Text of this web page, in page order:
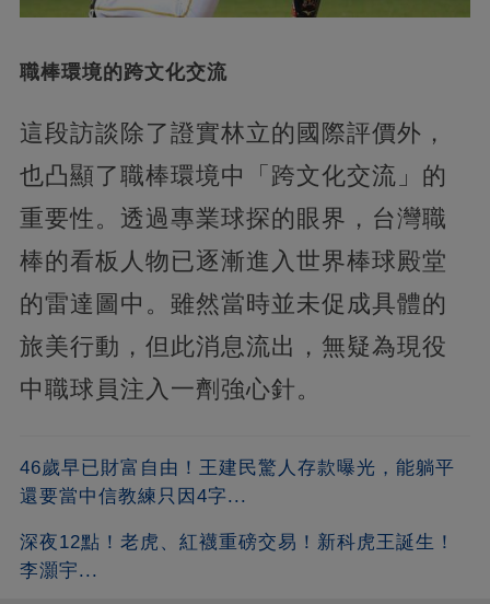
職棒環境的跨文化交流
這段訪談除了證實林立的國際評價外，
也凸顯了職棒環境中「跨文化交流」的
重要性。透過專業球探的眼界，台灣職
棒的看板人物已逐漸進入世界棒球殿堂
的雷達圖中。雖然當時並未促成具體的
旅美行動，但此消息流出，無疑為現役
中職球員注入一劑強心針。
46歲早已財富自由！王建民驚人存款曝光，能躺平
還要當中信教練只因4字...
深夜12點！老虎、紅襪重磅交易！新科虎王誕生！
李灝宇...